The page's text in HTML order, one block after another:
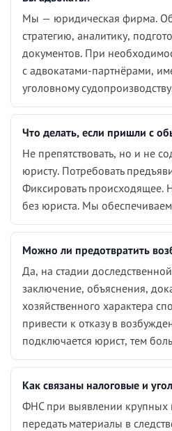
Мы — юридическая фирма.
стратегию, аналитику,
документов. При
с адвокатами-партнёрами,
уголовному
Что делать, если пришли с
Не препятствовать, но и не
юристу. Потребовать
Фиксировать происходящее.
без юриста. Мы
Можно ли предотвратить
Да, на стадии
заключение, объяснения,
хозяйственного характера
привести к отказу в
подключается юрист, тем
Как связаны налоговые и
ФНС при выявлении крупных
передать материалы в